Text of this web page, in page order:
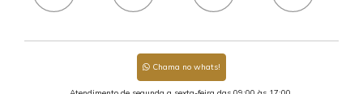
Chama no whats!